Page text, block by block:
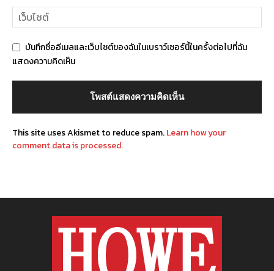
บันทึกชื่ออีเมลและเว็บไซต์ของฉันในเบราว์เซอร์นี้ในครั้งต่อไปที่ฉัน
แสดงความคิดเห็น
This site uses Akismet to reduce spam.Learn how your
comment data is processed.